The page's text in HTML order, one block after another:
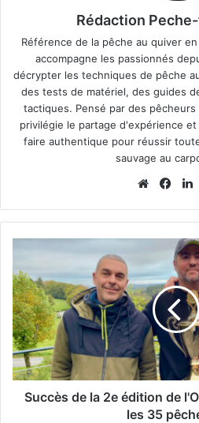
Rédaction
Référence de la pêche au quiver
accompagne les passionnés
décrypter les techniques de pêche
des tests de matériel, des guides
tactiques. Pensé par des
privilégie le partage d'expérience
faire authentique pour réussir
sauvage au
We
te
Fa
bo
ok
c
c
è
s
d
e
l
Succès de la 2e édition de
les 35